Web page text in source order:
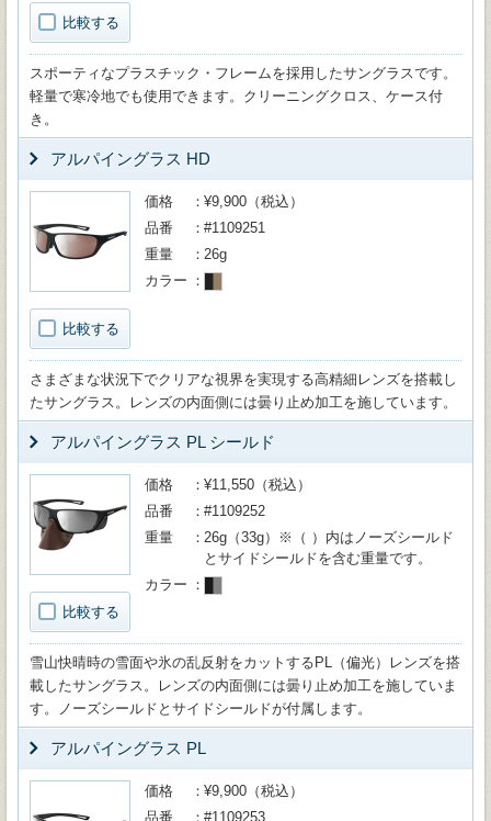
比較する
スポーティなプラスチック・フレームを採用したサングラスです。
軽量で寒冷地でも使用できます。クリーニングクロス、ケース付
き。
アルパイングラス HD
比較する
価格
¥9,900（税込）
品番
#1109251
重量
26g
カラー
さまざまな状況下でクリアな視界を実現する高精細レンズを搭載し
たサングラス。レンズの内面側には曇り止め加工を施しています。
アルパイングラス PL シールド
比較する
価格
¥11,550（税込）
品番
#1109252
重量
26g（33g）※（ ）内はノーズシールド
とサイドシールドを含む重量です。
カラー
雪山快晴時の雪面や氷の乱反射をカットするPL（偏光）レンズを搭
載したサングラス。レンズの内面側には曇り止め加工を施していま
す。ノーズシールドとサイドシールドが付属します。
アルパイングラス PL
価格
¥9,900（税込）
品番
#1109253